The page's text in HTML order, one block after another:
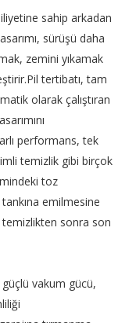
sahip arkadan
sürüşü daha
zemini yıkamak
tertibatı, tam
olarak çalıştıran
performans, tek
temizlik gibi birçok
toz
tankına emilmesine
sonra son
vakum gücü,